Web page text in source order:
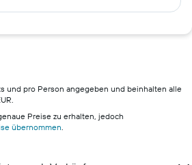
Holstein
und pro Person angegeben und beinhalten alle
Preise zu erhalten, jedoch
übernommen.